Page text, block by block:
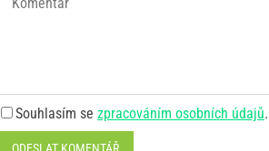
Souhlasím se zpracováním osobních údajů.